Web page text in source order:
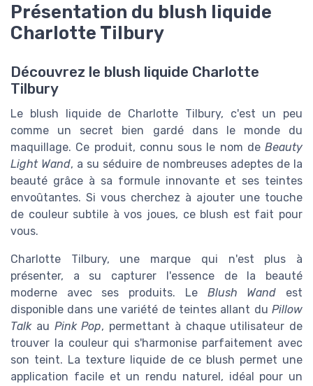
Présentation du blush liquide
Charlotte Tilbury
Découvrez le blush liquide Charlotte
Tilbury
Le blush liquide de Charlotte Tilbury, c'est un peu
comme un secret bien gardé dans le monde du
maquillage. Ce produit, connu sous le nom de Beauty
Light Wand, a su séduire de nombreuses adeptes de la
beauté grâce à sa formule innovante et ses teintes
envoûtantes. Si vous cherchez à ajouter une touche
de couleur subtile à vos joues, ce blush est fait pour
vous.
Charlotte Tilbury, une marque qui n'est plus à
présenter, a su capturer l'essence de la beauté
moderne avec ses produits. Le Blush Wand est
disponible dans une variété de teintes allant du Pillow
Talkau Pink Pop, permettant à chaque utilisateur de
trouver la couleur qui s'harmonise parfaitement avec
son teint. La texture liquide de ce blush permet une
application facile et un rendu naturel, idéal pour un